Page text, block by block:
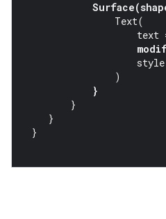
Surface(
Text(
text
style
)
}
}
}
}